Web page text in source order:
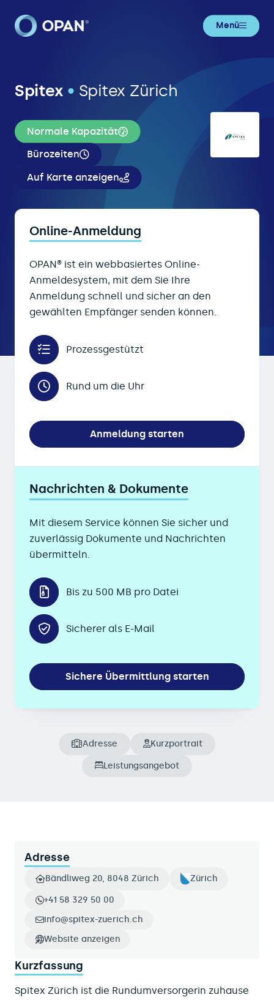
Menü
Spitex • Spitex Zürich
Normale Kapazität
Bürozeiten
Auf Karte anzeigen
Online-Anmeldung
OPAN® ist ein webbasiertes Online-
Anmeldesystem, mit dem Sie Ihre
Anmeldung schnell und sicher an den
gewählten Empfänger senden können.
Prozessgestützt
Rund um die Uhr
Anmeldung starten
Nachrichten & Dokumente
Mit diesem Service können Sie sicher und
zuverlässig Dokumente und Nachrichten
übermitteln.
Bis zu 500 MB pro Datei
Sicherer als E-Mail
Sichere Übermittlung starten
Adresse Kurzportrait
Leistungsangebot
Adresse
Bändliweg 20, 8048 Zürich Zürich
+41 58 329 50 00
info@spitex-zuerich.ch
Website anzeigen
Kurzfassung
Spitex Zürich ist die Rundumversorgerin zuhause